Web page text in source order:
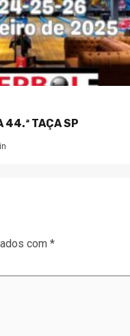
44.ª TAÇA SP
com *